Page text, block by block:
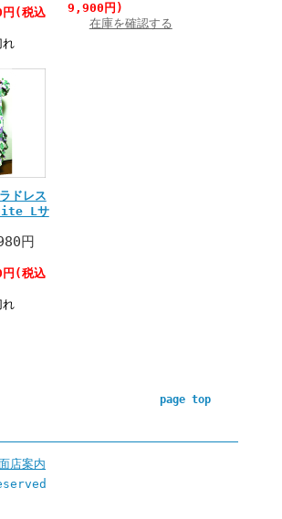
(税込
れ
9,900円)
在庫を確認する
ドレス
Lサ
円
(税込
れ
page top
店案内